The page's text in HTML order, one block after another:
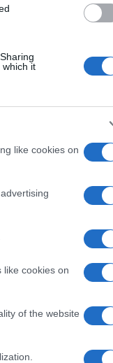
which it
like cookies on
like cookies on
of the website